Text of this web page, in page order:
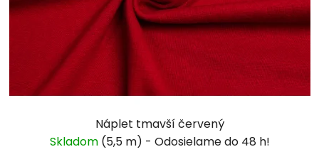
Náplet tmavší červený
Skladom (5,5 m)